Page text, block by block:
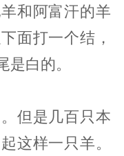
和阿富汗的羊
面打一个结，
是白的。
但是几百只本
这样一只羊。